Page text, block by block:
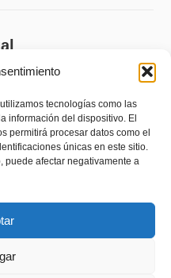
tecnologías como las
información del dispositivo. El
permitirá procesar datos como el
únicas en este sitio.
puede afectar negativamente a
(UE)
y reembolsos